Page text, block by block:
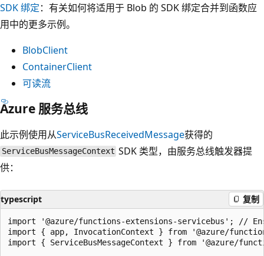
SDK 绑定：有关如何将适用于 Blob 的 SDK 绑定合并到函数应
用中的更多示例。
BlobClient
ContainerClient
可读流
Azure 服务总线
此示例使用从ServiceBusReceivedMessage获得的
ServiceBusMessageContext SDK 类型，由服务总线触发器提
供：
typescript 复制
import '@azure/functions-extensions-servicebus'; //
import { app, InvocationContext } from '@azure/
import { ServiceBusMessageContext } from '@azure/